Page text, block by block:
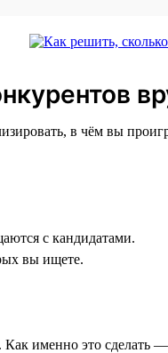
в чём вы
с кандидатами.
вы ищете.
именно это сделать